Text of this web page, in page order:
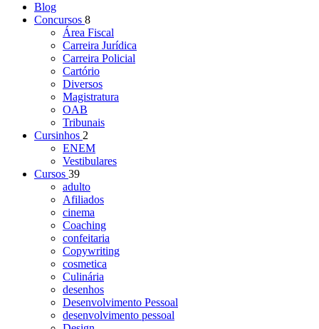
Blog
Concursos 8
Área Fiscal
Carreira Jurídica
Carreira Policial
Cartório
Diversos
Magistratura
OAB
Tribunais
Cursinhos 2
ENEM
Vestibulares
Cursos 39
adulto
Afiliados
cinema
Coaching
confeitaria
Copywriting
cosmetica
Culinária
desenhos
Desenvolvimento Pessoal
desenvolvimento pessoal